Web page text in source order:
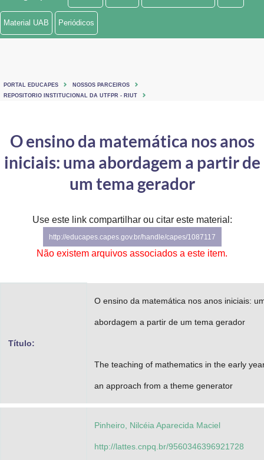
Ministério de Minas e Energia
Ministério do Turismo
Controladoria-Geral da União
Ministério da Mulher, da Família e dos Direitos Humanos
Secretaria de Governo
Gabinete de Segurança Institucional
Material UAB Periódicos
PORTAL EDUCAPES
NOSSOS PARCEIROS
REPOSITORIO INSTITUCIONAL DA UTFPR - RIUT
O ensino da matemática nos anos
iniciais: uma abordagem a partir de
um tema gerador
Use este link compartilhar ou citar este material:
http://educapes.capes.gov.br/handle/capes/1087117
Não existem arquivos associados a este item.
Título:
O ensino da matemática nos anos iniciais:
abordagem a partir de um tema gerador
The teaching of mathematics in the early
an approach from a theme generator
Pinheiro, Nilcéia Aparecida Maciel
http://lattes.cnpq.br/9560346396921728